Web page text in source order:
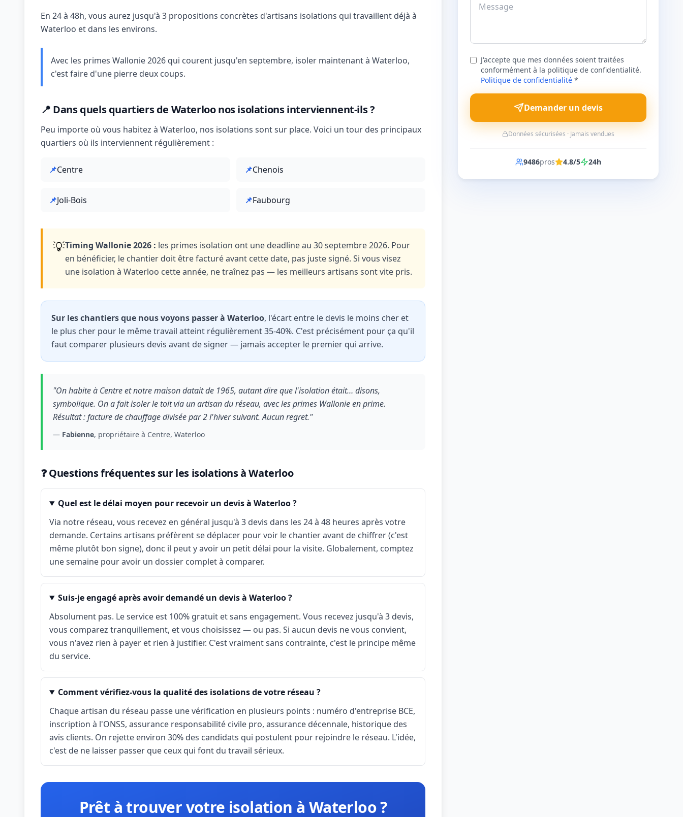
En 24 à 48h, vous aurez jusqu'à 3 propositions concrètes d'artisans isolations qui travaillent déjà à
Waterloo et dans les environs.
Avec les primes Wallonie 2026 qui courent jusqu'en septembre, isoler maintenant à Waterloo,
c'est faire d'une pierre deux coups.
📍 Dans quels quartiers de Waterloo nos isolations interviennent-ils ?
Peu importe où vous habitez à Waterloo, nos isolations sont sur place. Voici un tour des principaux
quartiers où ils interviennent régulièrement :
📌Centre 📌Chenois
📌Joli-Bois 📌Faubourg
💡Timing Wallonie 2026 : les primes isolation ont une deadline au 30 septembre 2026. Pour
en bénéficier, le chantier doit être facturé avant cette date, pas juste signé. Si vous visez
une isolation à Waterloo cette année, ne traînez pas — les meilleurs artisans sont vite pris.
Sur les chantiers que nous voyons passer à Waterloo, l'écart entre le devis le moins cher et
le plus cher pour le même travail atteint régulièrement 35-40%. C'est précisément pour ça qu'il
faut comparer plusieurs devis avant de signer — jamais accepter le premier qui arrive.
"On habite à Centre et notre maison datait de 1965, autant dire que l'isolation était… disons,
symbolique. On a fait isoler le toit via un artisan du réseau, avec les primes Wallonie en prime.
Résultat : facture de chauffage divisée par 2 l'hiver suivant. Aucun regret."
— Fabienne, propriétaire à Centre, Waterloo
❓ Questions fréquentes sur les isolations à Waterloo
Quel est le délai moyen pour recevoir un devis à Waterloo ?
Via notre réseau, vous recevez en général jusqu'à 3 devis dans les 24 à 48 heures après votre
demande. Certains artisans préfèrent se déplacer pour voir le chantier avant de chiffrer (c'est
même plutôt bon signe), donc il peut y avoir un petit délai pour la visite. Globalement, comptez
une semaine pour avoir un dossier complet à comparer.
Suis-je engagé après avoir demandé un devis à Waterloo ?
Absolument pas. Le service est 100% gratuit et sans engagement. Vous recevez jusqu'à 3 devis,
vous comparez tranquillement, et vous choisissez — ou pas. Si aucun devis ne vous convient,
vous n'avez rien à payer et rien à justifier. C'est vraiment sans contrainte, c'est le principe même
du service.
Comment vérifiez-vous la qualité des isolations de votre réseau ?
Chaque artisan du réseau passe une vérification en plusieurs points : numéro d'entreprise BCE,
inscription à l'ONSS, assurance responsabilité civile pro, assurance décennale, historique des
avis clients. On rejette environ 30% des candidats qui postulent pour rejoindre le réseau. L'idée,
c'est de ne laisser passer que ceux qui font du travail sérieux.
Prêt à trouver votre isolation à Waterloo ?
J'accepte que mes données soient traitées
conformément à la politique de confidentialité.
Politique de confidentialité *
Demander un devis
Données sécurisées · Jamais vendues
9486pros 4.8/5 24h